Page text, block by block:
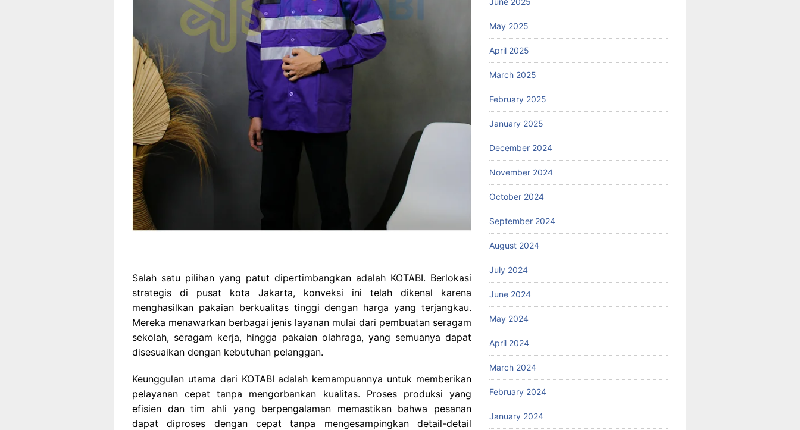
Salah satu pilihan yang patut dipertimbangkan adalah KOTABI. Berlokasi
strategis di pusat kota Jakarta, konveksi ini telah dikenal karena
menghasilkan pakaian berkualitas tinggi dengan harga yang terjangkau.
Mereka menawarkan berbagai jenis layanan mulai dari pembuatan seragam
sekolah, seragam kerja, hingga pakaian olahraga, yang semuanya dapat
disesuaikan dengan kebutuhan pelanggan.
Keunggulan utama dari KOTABI adalah kemampuannya untuk memberikan
pelayanan cepat tanpa mengorbankan kualitas. Proses produksi yang
efisien dan tim ahli yang berpengalaman memastikan bahwa pesanan
dapat diproses dengan cepat tanpa mengesampingkan detail-detail
May 2025
April 2025
March 2025
February 2025
January 2025
December 2024
November 2024
October 2024
September 2024
August 2024
July 2024
June 2024
May 2024
April 2024
March 2024
February 2024
January 2024